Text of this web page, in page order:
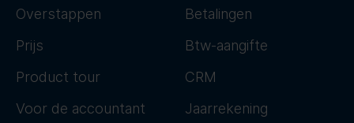
Overstappen
Prijs
Product tour
Voor de accountant
Betalingen
Btw-aangifte
CRM
Jaarrekening